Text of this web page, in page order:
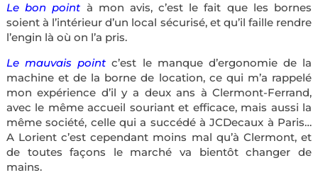
Le bon point à mon avis, c’est le fait que les bornes
soient à l’intérieur d’un local sécurisé, et qu’il faille rendre
l’engin là où on l’a pris.
Le mauvais point c’est le manque d’ergonomie de la
machine et de la borne de location, ce qui m’a rappelé
mon expérience d’il y a deux ans à Clermont-Ferrand,
avec le même accueil souriant et efficace, mais aussi la
même société, celle qui a succédé à JCDecaux à Paris…
A Lorient c’est cependant moins mal qu’à Clermont, et
de toutes façons le marché va bientôt changer de
mains.